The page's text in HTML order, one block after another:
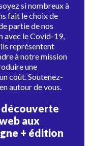
si nombreux à
fait le choix de
partie de nos
avec le Covid-19,
représentent
à notre mission
une
coût. Soutenez-
autour de vous.
aux
+ édition